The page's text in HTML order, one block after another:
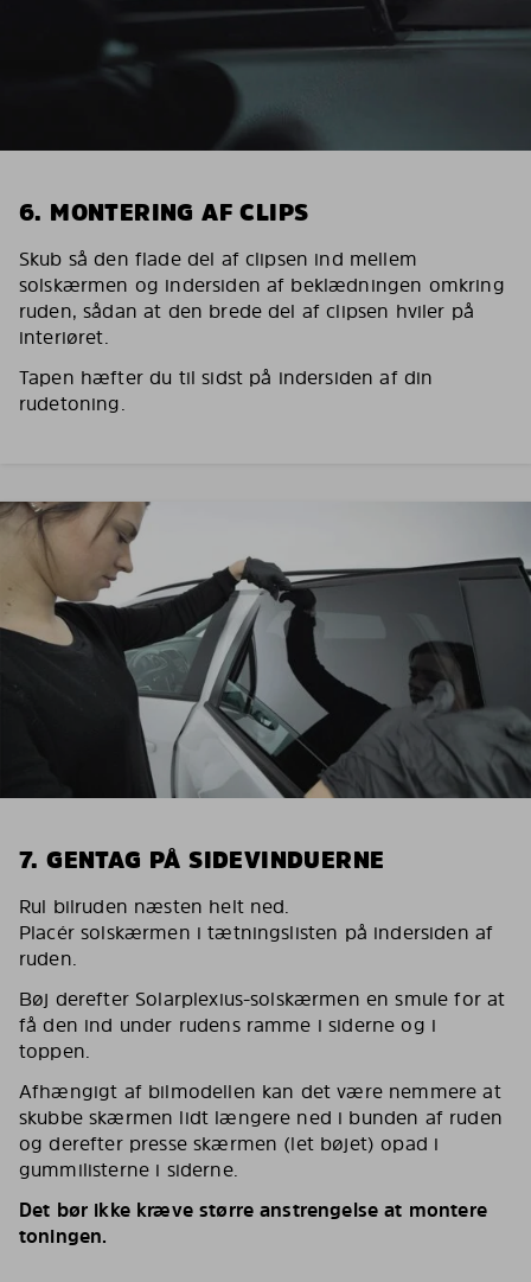
6. MONTERING AF CLIPS
Skub så den flade del af clipsen ind mellem
solskærmen og indersiden af beklædningen omkring
ruden, sådan at den brede del af clipsen hviler på
interiøret.
Tapen hæfter du til sidst på indersiden af din
rudetoning.
7. GENTAG PÅ SIDEVINDUERNE
Rul bilruden næsten helt ned.
Placér solskærmen i tætningslisten på indersiden af
ruden.
Bøj derefter Solarplexius-solskærmen en smule for at
få den ind under rudens ramme i siderne og i
toppen.
Afhængigt af bilmodellen kan det være nemmere at
skubbe skærmen lidt længere ned i bunden af ruden
og derefter presse skærmen (let bøjet) opad i
gummilisterne i siderne.
Det bør ikke kræve større anstrengelse at montere
toningen.